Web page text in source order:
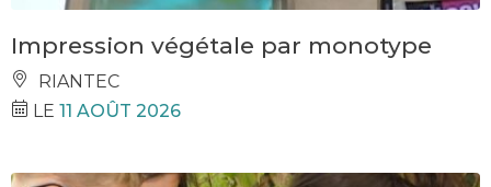
Impression végétale par monotype
RIANTEC
LE 11 AOÛT 2026